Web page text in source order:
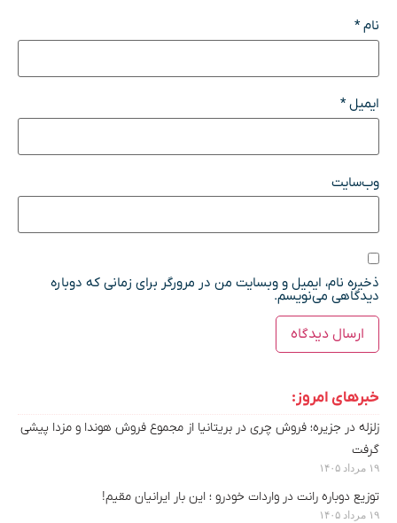
نام*
ایمیل*
وب‌سایت
ذخیره نام، ایمیل و وبسایت من در مرورگر برای زمانی که دوباره
دیدگاهی می‌نویسم.
خبرهای امروز:
زلزله در جزیره؛ فروش چری در بریتانیا از مجموع فروش هوندا و مزدا پیشی
گرفت
۱۹ مرداد ۱۴۰۵
توزیع دوباره رانت در واردات خودرو ؛ این بار ایرانیان مقیم!
۱۹ مرداد ۱۴۰۵